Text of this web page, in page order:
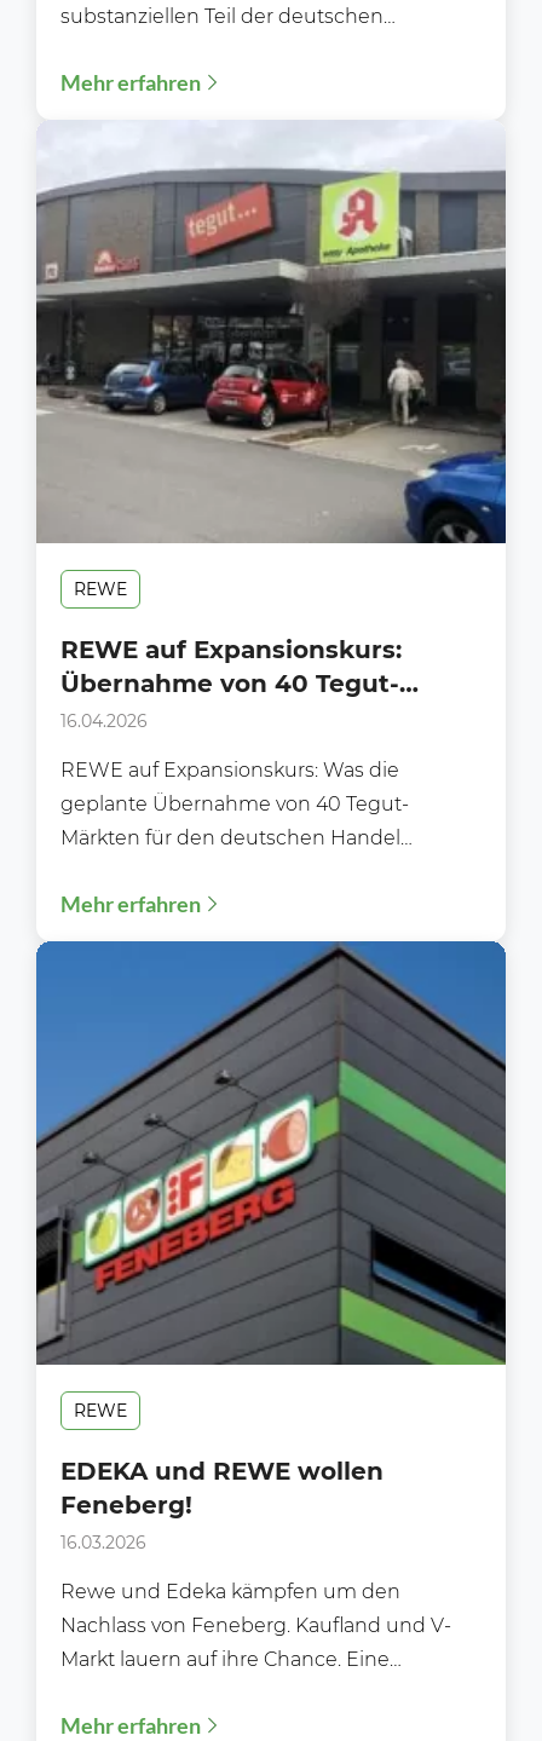
substanziellen Teil der deutschen
Nutzung...
Mehr erfahren
REWE
REWE auf Expansionskurs:
Übernahme von 40 Tegut-
Märkten steht an!
16.04.2026
REWE auf Expansionskurs: Was die
geplante Übernahme von 40 Tegut-
Märkten für den deutschen Handel
Lebensmitteleinzelhandel steht vor einer
spannenden...
Mehr erfahren
REWE
EDEKA und REWE wollen
Feneberg!
16.03.2026
Rewe und Edeka kämpfen um den
Nachlass von Feneberg. Kaufland und V-
Markt lauern auf ihre Chance. Eine
Allgäu...
Mehr erfahren